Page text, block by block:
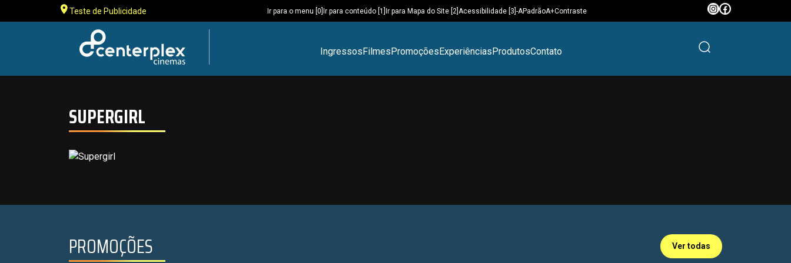
Teste de Publicidade Ir para o menu [0] Ir para conteúdo [1] Ir para Mapa do Site [2] Acessibilidade [3] -APadrãoA+Contraste
IngressosFilmesPromoçõesExperiênciasProdutosContato
SUPERGIRL
PROMOÇÕES Ver todas